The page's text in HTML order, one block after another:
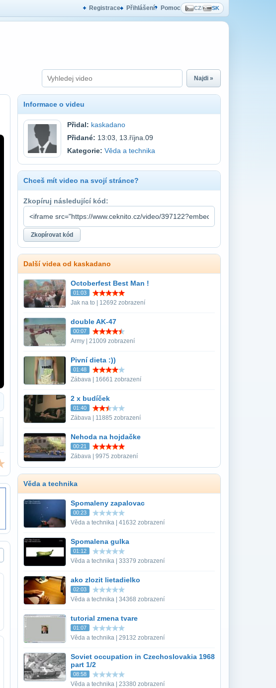
Registrace Přihlášení Pomoc CZ/ SK
Najdi »
Informace o videu
Přidal: kaskadano
Přidané: 13:03, 13.října.09
Kategorie: Věda a technika
Chceš mít video na svojí stránce?
Zkopíruj následující kód:
Další videa od kaskadano
Octoberfest Best Man !
01:03
Jak na to | 12692 zobrazení
double AK-47
00:07
Army | 21009 zobrazení
Pivní dieta :))
01:48
Zábava | 16661 zobrazení
2 x budíček
01:40
Zábava | 11885 zobrazení
Nehoda na hojdačke
00:21
Zábava | 9975 zobrazení
Věda a technika
Spomaleny zapalovac
00:23
Věda a technika | 41632 zobrazení
Spomalena gulka
01:12
Věda a technika | 33379 zobrazení
ako zlozit lietadielko
02:03
Věda a technika | 34368 zobrazení
tutorial zmena tvare
01:07
Věda a technika | 29132 zobrazení
Soviet occupation in Czechoslovakia 1968
part 1/2
08:58
Věda a technika | 23380 zobrazení